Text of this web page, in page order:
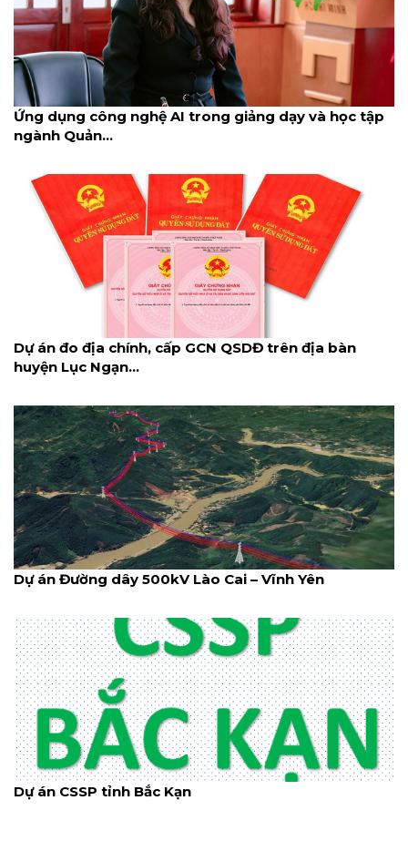
Ứng dụng công nghệ AI trong giảng dạy và học tập
ngành Quản...
Dự án đo địa chính, cấp GCN QSDĐ trên địa bàn
huyện Lục Ngạn...
Dự án Đường dây 500kV Lào Cai – Vĩnh Yên
Dự án CSSP tỉnh Bắc Kạn